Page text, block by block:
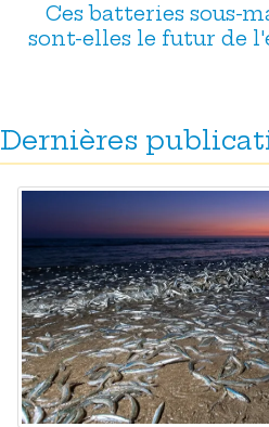
Ces batteries sous-
sont-elles le futur de
Dernières